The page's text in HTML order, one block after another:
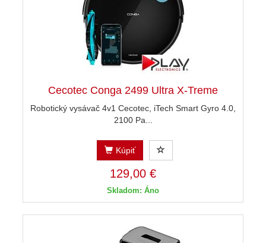
Cecotec Conga 2499 Ultra X-Treme
Robotický vysávač 4v1 Cecotec, iTech Smart Gyro 4.0,
2100 Pa...
Kúpiť
129,00 €
Skladom: Áno